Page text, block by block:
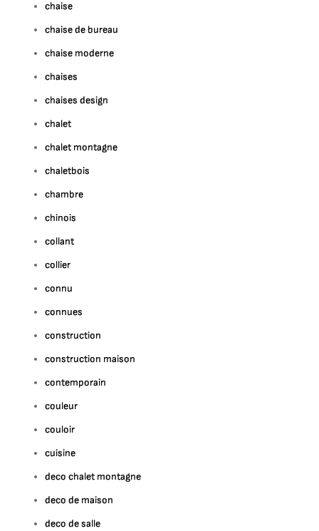
chaise
chaise de bureau
chaise moderne
chaises
chaises design
chalet
chalet montagne
chaletbois
chambre
chinois
collant
collier
connu
connues
construction
construction maison
contemporain
couleur
couloir
cuisine
deco chalet montagne
deco de maison
deco de salle